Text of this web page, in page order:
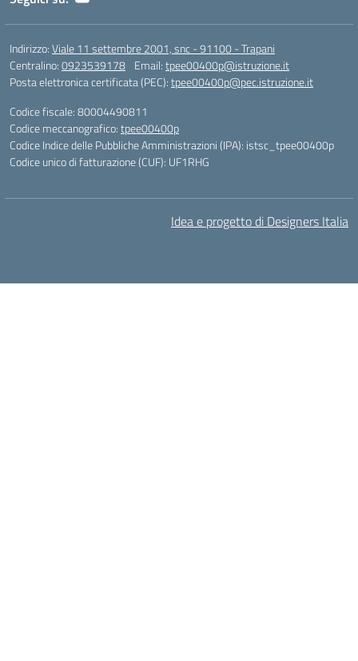
Indirizzo:Viale 11 settembre 2001, snc - 91100 - Trapani
Centralino:0923539178 Email:tpee00400p@istruzione.it
Posta elettronica certificata (PEC):tpee00400p@pec.istruzione.it
Codice fiscale: 80004490811
Codice meccanografico:tpee00400p
Codice Indice delle Pubbliche Amministrazioni (IPA): istsc_tpee00400p
Codice unico di fatturazione (CUF): UF1RHG
Idea e progetto di Designers Italia